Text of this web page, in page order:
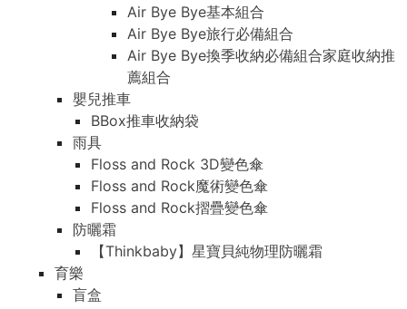
Air Bye Bye基本組合
Air Bye Bye旅行必備組合
Air Bye Bye換季收納必備組合家庭收納推
薦組合
嬰兒推車
BBox推車收納袋
雨具
Floss and Rock 3D變色傘
Floss and Rock魔術變色傘
Floss and Rock摺疊變色傘
防曬霜
【Thinkbaby】星寶貝純物理防曬霜
育樂
盲盒